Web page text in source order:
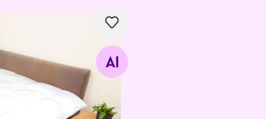
Otsi sarnaseid